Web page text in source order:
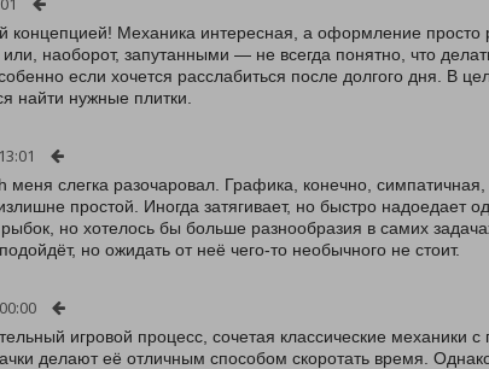
концепцией! Механика интересная, а оформление просто
наоборот, запутанными — не всегда понятно, что
если хочется расслабиться после долгого дня. В
найти нужные плитки.
меня слегка разочаровал. Графика, конечно,
простой. Иногда затягивает, но быстро надоедает
но хотелось бы больше разнообразия в самих
но ожидать от неё чего-то необычного не стоит.
игровой процесс, сочетая классические механики
делают её отличным способом скоротать время.